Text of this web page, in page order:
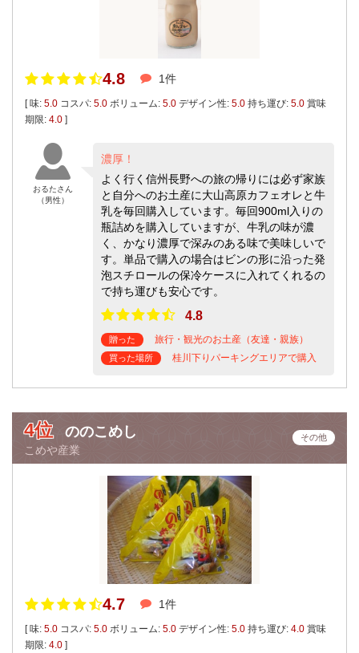
4.8 1件
[ 味: 5.0 コスパ: 5.0 ボリューム: 5.0 デザイン性: 5.0 持ち運び: 5.0 賞味
期限: 4.0 ]
おるたさん
（男性）
濃厚！
よく行く信州長野への旅の帰りには必ず家族
と自分へのお土産に大山高原カフェオレと牛
乳を毎回購入しています。毎回900ml入りの
瓶詰めを購入していますが、牛乳の味が濃
く、かなり濃厚で深みのある味で美味しいで
す。単品で購入の場合はビンの形に沿った発
泡スチロールの保冷ケースに入れてくれるの
で持ち運びも安心です。
4.8
贈った 旅行・観光のお土産（友達・親族）
買った場所 桂川下りパーキングエリアで購入
4位 ののこめし
こめや産業
その他
4.7 1件
[ 味: 5.0 コスパ: 5.0 ボリューム: 5.0 デザイン性: 5.0 持ち運び: 4.0 賞味
期限: 4.0 ]